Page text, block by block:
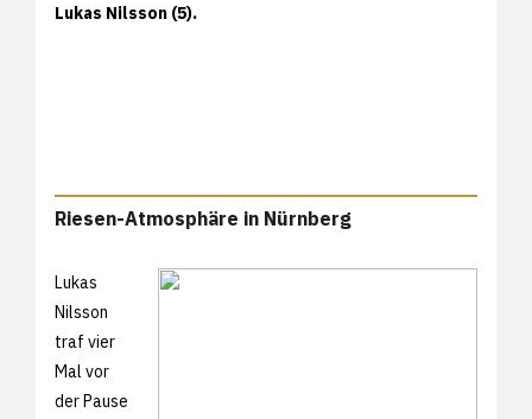
Lukas Nilsson (5).
Riesen-Atmosphäre in Nürnberg
Lukas
Nilsson
traf vier
Mal vor
der Pause